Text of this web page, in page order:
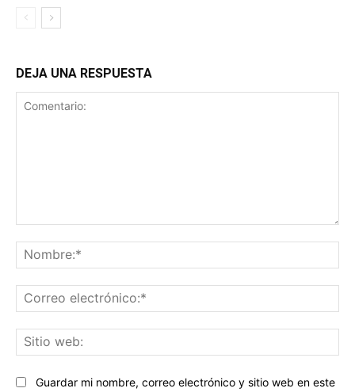
DEJA UNA RESPUESTA
Guardar mi nombre, correo electrónico y sitio web en este